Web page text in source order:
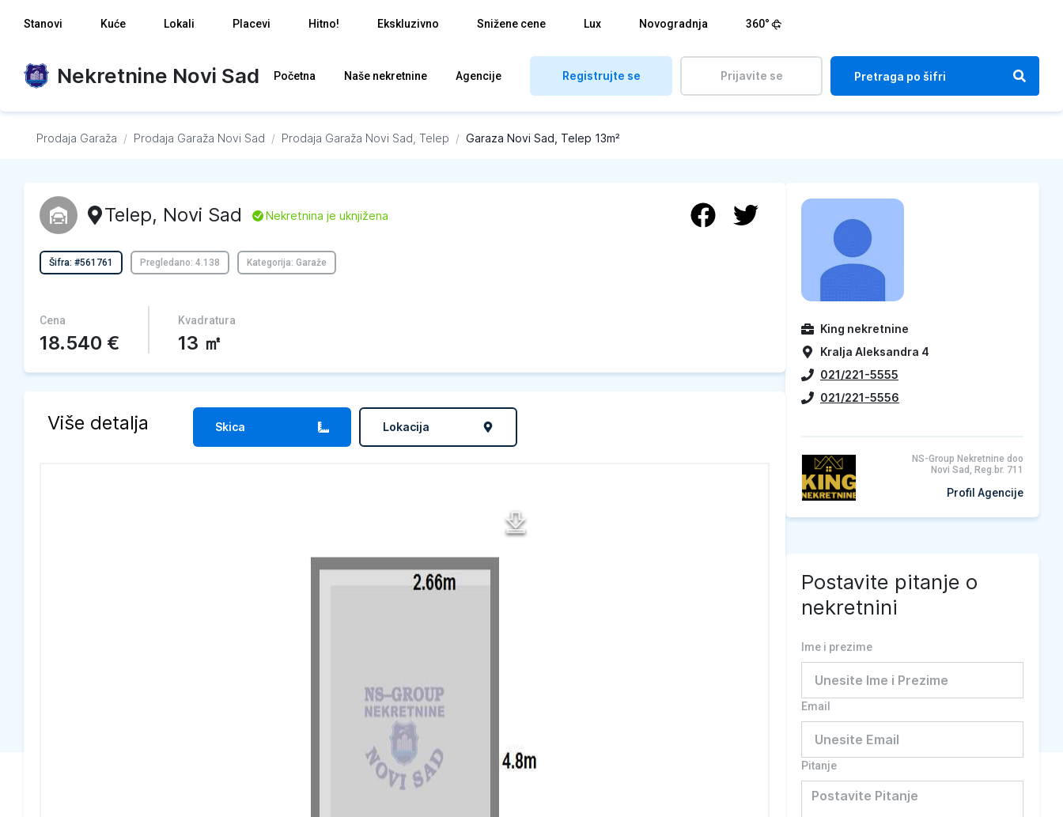
Stanovi Kuće Lokali Placevi Hitno! Ekskluzivno Snižene cene Lux Novogradnja 360°
Nekretnine Novi Sad Početna Naše nekretnine Agencije Registrujte se Prijavite se
Prodaja Garaža / Prodaja Garaža Novi Sad / Prodaja Garaža Novi Sad, Telep / Garaza Novi Sad, Telep 13m²
Telep, Novi Sad L Nekretnina je uknjižena
Šifra: #561761 Pregledano: 4.138 Kategorija: Garaže
Cena
18.540 €
Kvadratura
13 ㎡
Više detalja Skica Lokacija
King nekretnine
Kralja Aleksandra 4
021/221-5555
021/221-5556
NS-Group Nekretnine doo
Novi Sad, Reg.br. 711
Profil Agencije
Postavite pitanje o
nekretnini
Ime i prezime
Email
Pitanje